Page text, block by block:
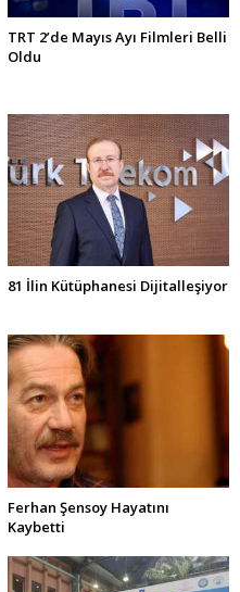
TRT 2’de Mayıs Ayı Filmleri Belli
Oldu
81 İlin Kütüphanesi Dijitalleşiyor
Ferhan Şensoy Hayatını
Kaybetti